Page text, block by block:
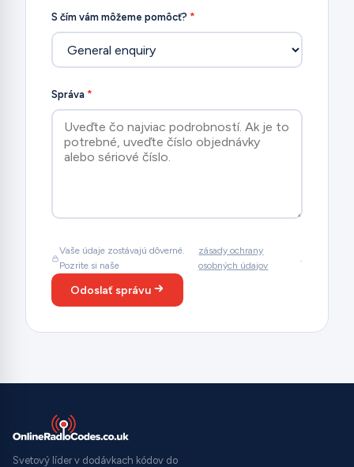
S čím vám môžeme pomôcť? *
Správa *
Vaše údaje zostávajú dôverné.
Pozrite si naše
zásady ochrany
osobných údajov
Odoslať správu
Svetový líder v dodávkach kódov do